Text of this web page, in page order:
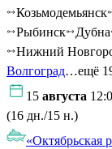
Козьмодемьянск
Рыбинск
Дубна
Нижний
Волгоград…ещё
15 августа
(16 дн./15 н.)
«Октябрьская